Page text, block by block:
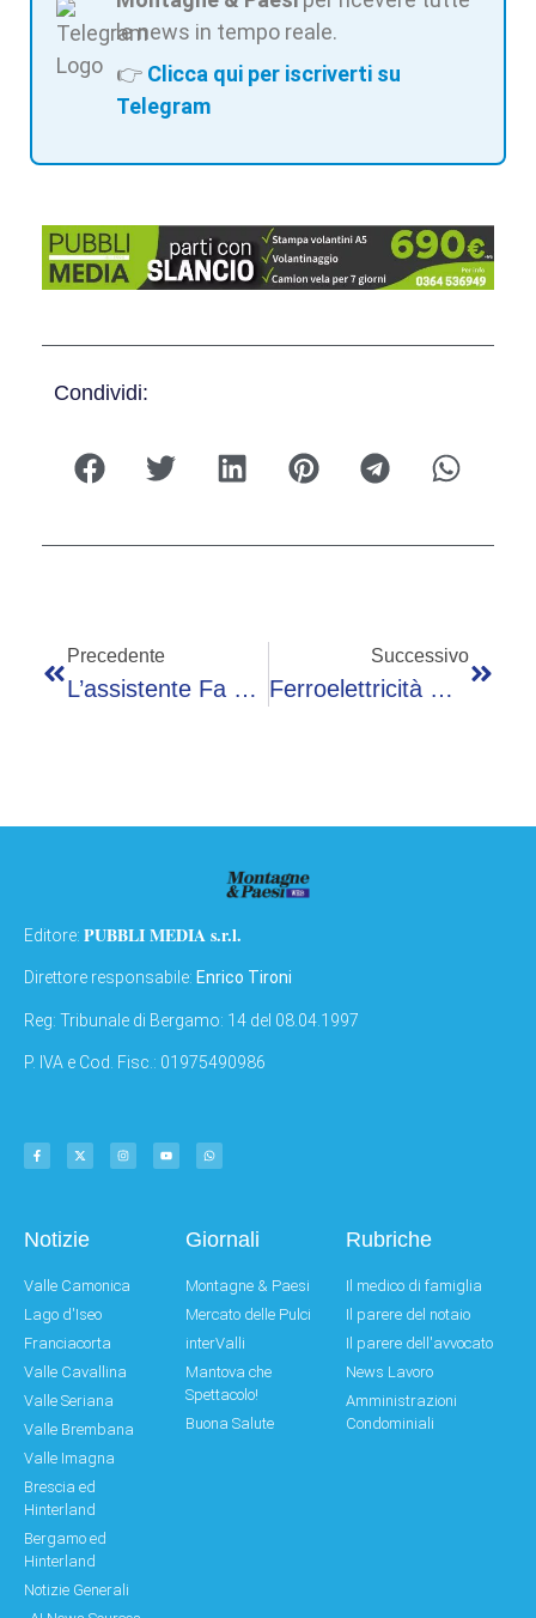
le news in tempo reale.
👉 Clicca qui per iscriverti su
Telegram
Condividi:
Precedente
L’assistente Fa Tutto Da Solo: Google Apre L’era Degli Agenti Digitali
Successivo
Ferroelettricità Nei Materiali 2D: Lo Studio CNR E Unimore
Editore: PUBBLI MEDIA s.r.l.
Direttore responsabile: Enrico Tironi
Reg: Tribunale di Bergamo: 14 del 08.04.1997
P. IVA e Cod. Fisc.: 01975490986
Notizie
Valle Camonica
Lago d'Iseo
Franciacorta
Valle Cavallina
Valle Seriana
Valle Brembana
Valle Imagna
Brescia ed
Hinterland
Bergamo ed
Hinterland
Notizie Generali
Giornali
Montagne & Paesi
Mercato delle Pulci
interValli
Mantova che
Spettacolo!
Buona Salute
Rubriche
Il medico di famiglia
Il parere del notaio
Il parere dell'avvocato
News Lavoro
Amministrazioni
Condominiali